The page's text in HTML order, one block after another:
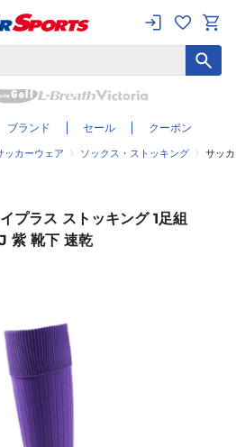
ブランド セール クーポン
ッカーウェア ソックス・ストッキング サッ
プラス ストッキング 1足組
紫 靴下 速乾